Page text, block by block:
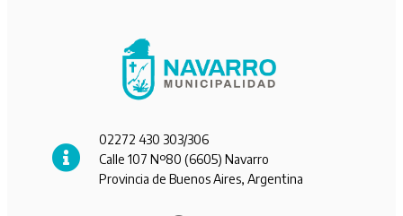
02272 430 303/306
Calle 107 Nº80 (6605) Navarro
Provincia de Buenos Aires, Argentina